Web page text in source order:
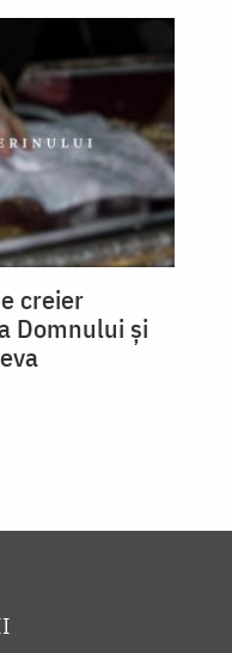
creier
Domnului și